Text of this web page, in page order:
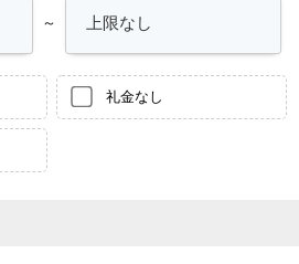
～
礼金なし